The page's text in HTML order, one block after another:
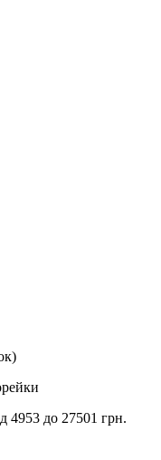
4953 до 27501 грн.